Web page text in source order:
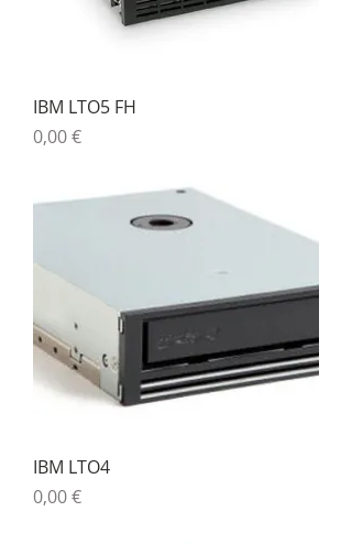
IBM LTO5 FH
Precio
0,00 €
IBM LTO4
Precio
0,00 €